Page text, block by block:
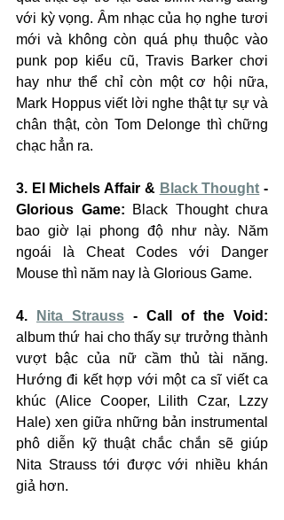
với kỳ vọng. Âm nhạc của họ nghe tươi
mới và không còn quá phụ thuộc vào
punk pop kiểu cũ, Travis Barker chơi
hay như thể chỉ còn một cơ hội nữa,
Mark Hoppus viết lời nghe thật tự sự và
chân thật, còn Tom Delonge thì chững
chạc hẳn ra.
3. El Michels Affair & Black Thought -
Glorious Game: Black Thought chưa
bao giờ lại phong độ như này. Năm
ngoái là Cheat Codes với Danger
Mouse thì năm nay là Glorious Game.
4. Nita Strauss - Call of the Void:
album thứ hai cho thấy sự trưởng thành
vượt bậc của nữ cầm thủ tài năng.
Hướng đi kết hợp với một ca sĩ viết ca
khúc (Alice Cooper, Lilith Czar, Lzzy
Hale) xen giữa những bản instrumental
phô diễn kỹ thuật chắc chắn sẽ giúp
Nita Strauss tới được với nhiều khán
giả hơn.